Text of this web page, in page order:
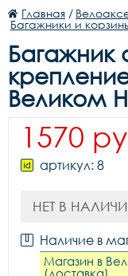
Главная /
Багажники и
Багажник
Великом
1570
артикул: 8
НЕТ В
Наличие в
Магазин в
(доставка)